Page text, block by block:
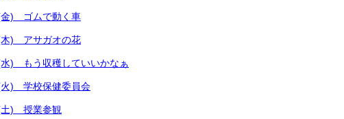
金) ゴムで動く車
木) アサガオの花
) もう収穫していいかなぁ
火) 学校保健委員会
土) 授業参観